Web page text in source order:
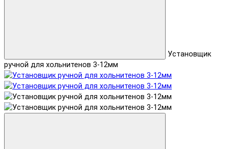
Установщик
ручной для хольнитенов 3-12мм